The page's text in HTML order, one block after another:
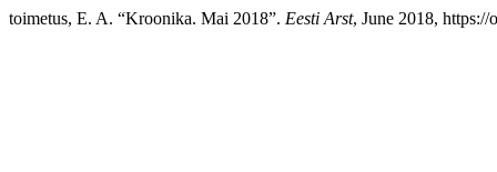
toimetus, E. A. “Kroonika. Mai 2018”. Eesti Arst, June 2018,